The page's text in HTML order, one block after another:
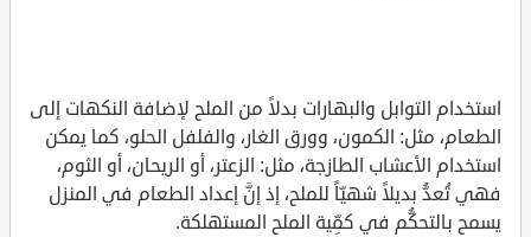
استخدام التوابل والبهارات بدلاً من الملح لإضافة النكهات إلى
الطعام، مثل: الكمون، وورق الغار، والفلفل الحلو، كما يمكن
استخدام الأعشاب الطازجة، مثل: الزعتر، أو الريحان، أو الثوم،
فهي تُعدُّ بديلاً شهيّاً للملح، إذ إنَّ إعداد الطعام في المنزل
يسمح بالتحكُّم في كمِّية الملح المستهلكة.